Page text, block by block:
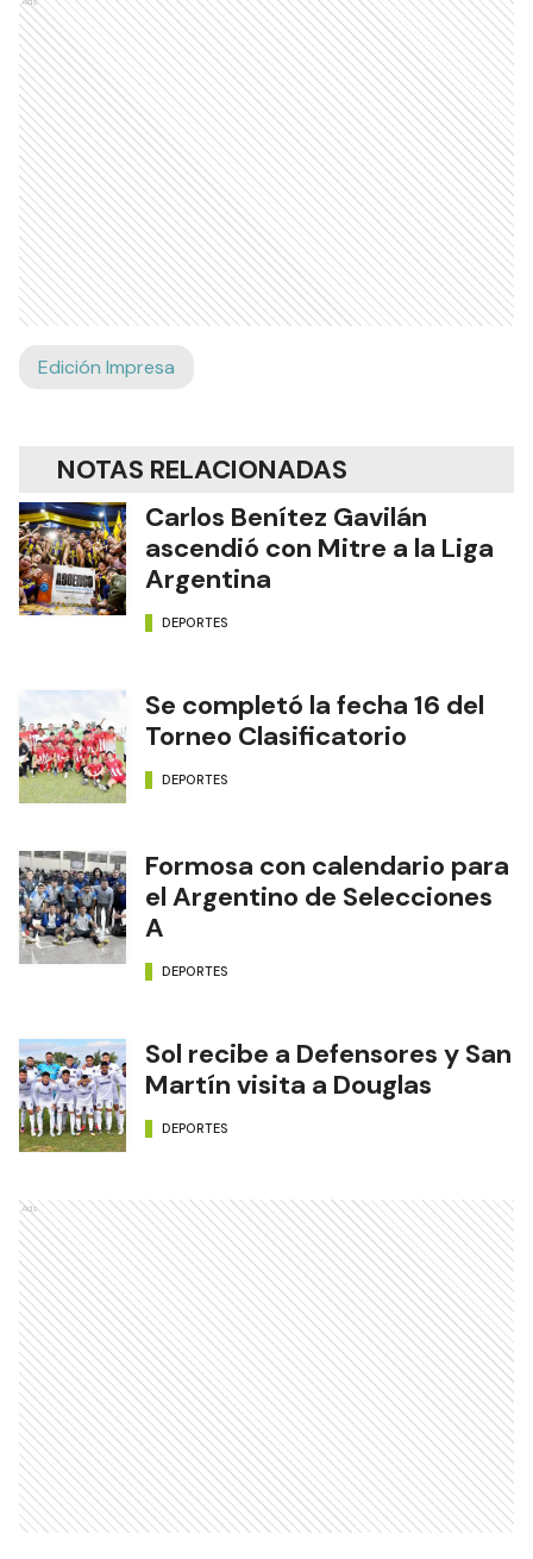
Edición Impresa
NOTAS RELACIONADAS
Carlos Benítez Gavilán
ascendió con Mitre a la Liga
Argentina
DEPORTES
Se completó la fecha 16 del
Torneo Clasificatorio
DEPORTES
Formosa con calendario para
el Argentino de Selecciones
A
DEPORTES
Sol recibe a Defensores y San
Martín visita a Douglas
DEPORTES
Ads